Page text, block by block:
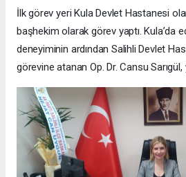
İlk görev yeri Kula Devlet Hastanesi olan
başhekim olarak görev yaptı. Kula’da
deneyiminin ardından Salihli Devlet
görevine atanan Op. Dr. Cansu Sarıgül,